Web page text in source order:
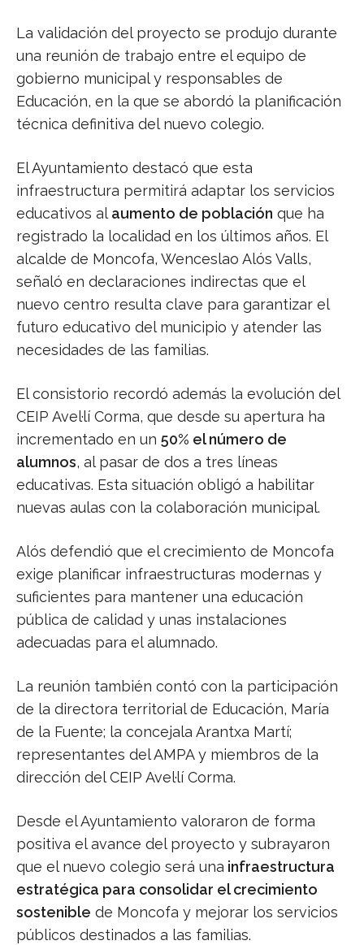
La validación del proyecto se produjo durante
una reunión de trabajo entre el equipo de
gobierno municipal y responsables de
Educación, en la que se abordó la planificación
técnica definitiva del nuevo colegio.
El Ayuntamiento destacó que esta
infraestructura permitirá adaptar los servicios
educativos al aumento de población que ha
registrado la localidad en los últimos años. El
alcalde de Moncofa, Wenceslao Alós Valls,
señaló en declaraciones indirectas que el
nuevo centro resulta clave para garantizar el
futuro educativo del municipio y atender las
necesidades de las familias.
El consistorio recordó además la evolución del
CEIP Avel·lí Corma, que desde su apertura ha
incrementado en un 50% el número de
alumnos, al pasar de dos a tres líneas
educativas. Esta situación obligó a habilitar
nuevas aulas con la colaboración municipal.
Alós defendió que el crecimiento de Moncofa
exige planificar infraestructuras modernas y
suficientes para mantener una educación
pública de calidad y unas instalaciones
adecuadas para el alumnado.
La reunión también contó con la participación
de la directora territorial de Educación, María
de la Fuente; la concejala Arantxa Martí;
representantes del AMPA y miembros de la
dirección del CEIP Avel·lí Corma.
Desde el Ayuntamiento valoraron de forma
positiva el avance del proyecto y subrayaron
que el nuevo colegio será una infraestructura
estratégica para consolidar el crecimiento
sostenible de Moncofa y mejorar los servicios
públicos destinados a las familias.